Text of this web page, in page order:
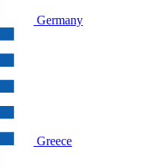
Germany
Greece